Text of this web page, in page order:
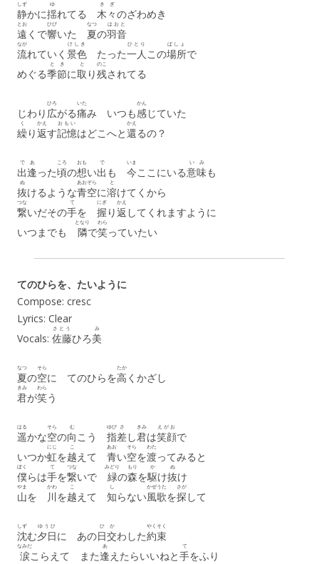
静
しず
かに揺
ゆ
れてる 木々
きぎ
のざわめき
遠
とお
くで響
ひび
いた 夏
なつ
の羽音
はおと
流
なが
れていく 景色
けしき
たった一人
ひとり
この場所
ばしょ
で
めぐる季節
とき
に取
と
り残
のこ
されてる
じわり 広
ひろ
がる痛
いた
み いつも感
かん
じていた
繰
く
り返
かえ
す記憶
おもい
はどこへと還
かえ
るの？
出
で
逢
あ
った頃
ころ
の想
おも
い出
で
も 今
いま
ここにいる意味
いみ
も
抜
ぬ
けるような青空
あおぞら
に溶
と
けてくから
繋
つな
いだその手
て
を 握
にぎ
り返
かえ
してくれますように
いつまでも 隣
となり
で笑
わら
っていたい
てのひらを、たいように
Compose: cresc
Lyrics: Clear
Vocals: 佐藤
さとう
ひろ美
み
夏
なつ
の空
そら
に てのひらを高
たか
くかざし
君
きみ
が笑
わら
う
遥
はる
かな空
そら
の向
む
こう 指
ゆび
差
さ
し君
きみ
は笑顔
えがお
で
いつか虹
にじ
を越
こ
えて 青
あお
い空
そら
を渡
わた
ってみると
僕
ぼく
らは手
て
を繋
つな
いで 緑
みどり
の森
もり
を駆
か
け抜
ぬ
け
山
やま
を 川
かわ
を越
こ
えて 知
し
らない風
かぜ
歌
うた
を探
さが
して
沈
しず
む夕日
ゆうひ
に あの日
ひ
交
か
わした約束
やくそく
涙
なみだ
こらえて また逢
あ
えたらいいねと手
て
をふり